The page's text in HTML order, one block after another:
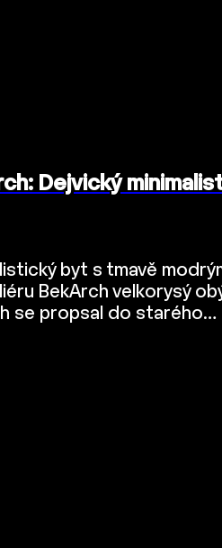
Dejvický
byt s tmavě
BekArch velkorysý
se propsal do starého…